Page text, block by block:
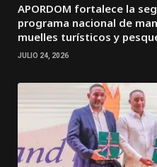
APORDOM fortalece la
programa nacional de
muelles turísticos y
JULIO 24, 2026